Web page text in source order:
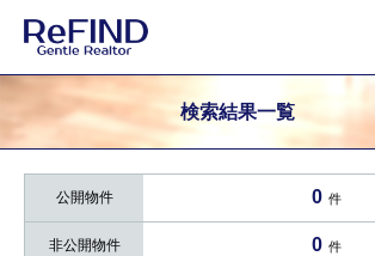
検索結果一覧
公開物件 0 件
非公開物件 0 件